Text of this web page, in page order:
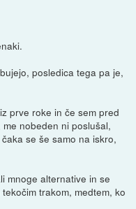
posledica tega pa je,
prve roke in če sem pred
nobeden ni poslušal,
se še samo na iskro,
mnoge alternative in se
trakom, medtem, ko